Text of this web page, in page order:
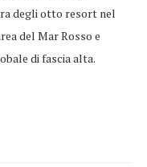
degli otto resort nel
del Mar Rosso e
di fascia alta.